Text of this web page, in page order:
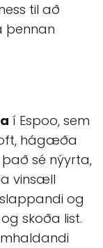
til að
þennan
í Espoo, sem
hágæða
sé nýyrta,
vinsæll
og
skoða list.